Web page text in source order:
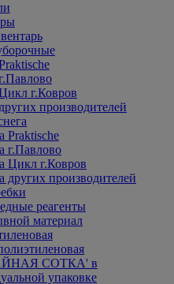
г.Ковров
производителей
Praktische
г.Павлово
Цикл г.Ковров
других производителей
реагенты
материал
СОТКА' в
упаковке